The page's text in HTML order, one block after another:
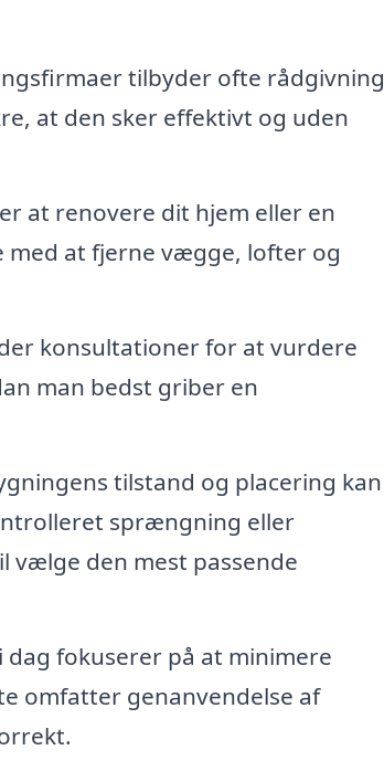
tilbyder ofte rådgivning
at den sker effektivt og uden
at renovere dit hjem eller en
at fjerne vægge, lofter og
konsultationer for at vurdere
man bedst griber en
tilstand og placering kan
sprængning eller
vælge den mest passende
fokuserer på at minimere
omfatter genanvendelse af